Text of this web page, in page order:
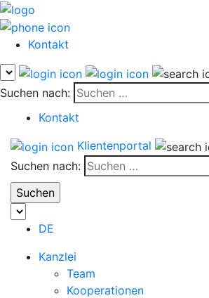
Kontakt
Suchen nach:
Kontakt
Klientenportal
Suchen nach:
DE
Kanzlei
Team
Kooperationen